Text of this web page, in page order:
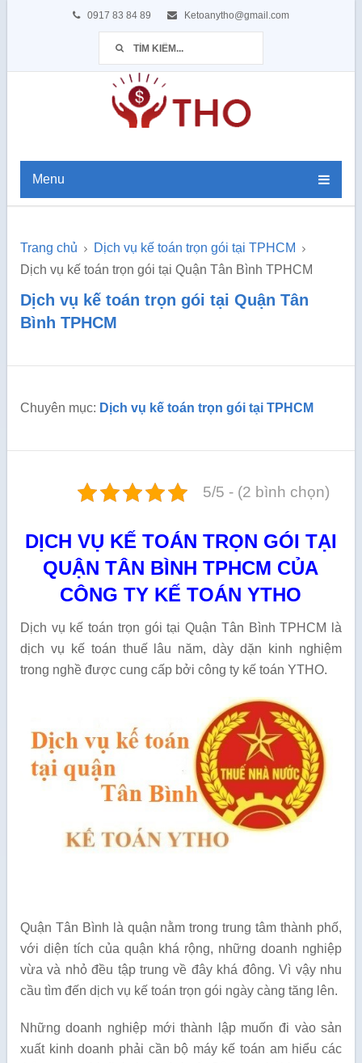
0917 83 84 89 Ketoanytho@gmail.com
Menu
Trang chủ
Dịch vụ kế toán trọn gói tại TPHCM
Dịch vụ kế toán trọn gói tại Quận Tân Bình TPHCM
Dịch vụ kế toán trọn gói tại Quận Tân
Bình TPHCM
Chuyên mục: Dịch vụ kế toán trọn gói tại TPHCM
5/5 - (2 bình chọn)
DỊCH VỤ KẾ TOÁN TRỌN GÓI TẠI
QUẬN TÂN BÌNH TPHCM CỦA
CÔNG TY KẾ TOÁN YTHO
Dịch vụ kế toán trọn gói tại Quận Tân Bình TPHCM là
dịch vụ kế toán thuế lâu năm, dày dặn kinh nghiệm
trong nghề được cung cấp bởi công ty kế toán YTHO.
Quận Tân Bình là quận nằm trong trung tâm thành phố,
với diện tích của quận khá rộng, những doanh nghiệp
vừa và nhỏ đều tập trung về đây khá đông. Vì vậy nhu
cầu tìm đến dịch vụ kế toán trọn gói ngày càng tăng lên.
Những doanh nghiệp mới thành lập muốn đi vào sản
xuất kinh doanh phải cần bộ máy kế toán am hiểu các